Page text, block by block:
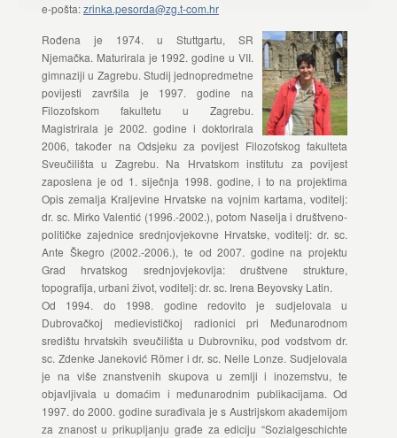
e-pošta:zrinka.pesorda@zg.t-com.hr
Rođena je 1974. u Stuttgartu, SR
Njemačka. Maturirala je 1992. godine u VII.
gimnaziji u Zagrebu. Studij jednopredmetne
povijesti završila je 1997. godine na
Filozofskom fakultetu u Zagrebu.
Magistrirala je 2002. godine i doktorirala
2006, također na Odsjeku za povijest Filozofskog fakulteta
Sveučilišta u Zagrebu. Na Hrvatskom institutu za povijest
zaposlena je od 1. siječnja 1998. godine, i to na projektima
Opis zemalja Kraljevine Hrvatske na vojnim kartama, voditelj:
dr. sc. Mirko Valentić (1996.-2002.), potom Naselja i društveno-
političke zajednice srednjovjekovne Hrvatske, voditelj: dr. sc.
Ante Škegro (2002.-2006.), te od 2007. godine na projektu
Grad hrvatskog srednjovjekovlja: društvene strukture,
topografija, urbani život, voditelj: dr. sc. Irena Beyovsky Latin.
Od 1994. do 1998. godine redovito je sudjelovala u
Dubrovačkoj medievističkoj radionici pri Međunarodnom
središtu hrvatskih sveučilišta u Dubrovniku, pod vodstvom dr.
sc. Zdenke Janeković Römer i dr. sc. Nelle Lonze. Sudjelovala
je na više znanstvenih skupova u zemlji i inozemstvu, te
objavljivala u domaćim i međunarodnim publikacijama. Od
1997. do 2000. godine surađivala je s Austrijskom akademijom
za znanost u prikupljanju građe za ediciju “Sozialgeschichte